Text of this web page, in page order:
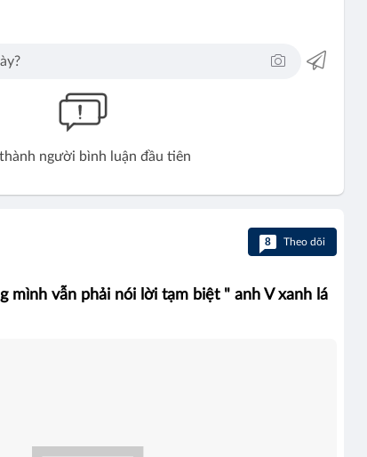
người bình luận đầu tiên
8 Theo dõi
mình vẫn phải nói lời tạm biệt " anh V xanh lá